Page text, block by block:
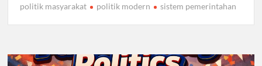
politik masyarakat politik modern sistem pemerintahan